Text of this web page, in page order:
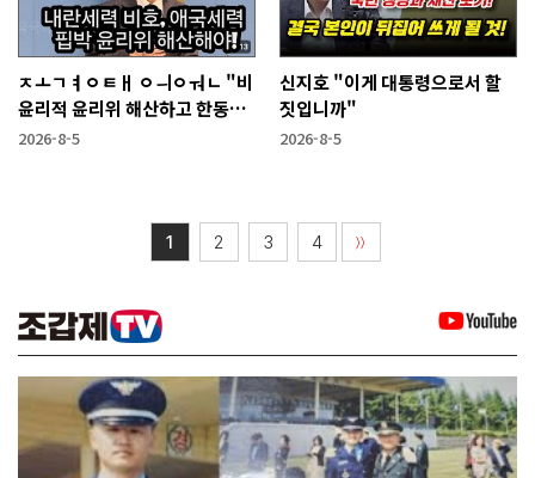
ㅈㅗㄱㅕㅇㅌㅐ ㅇㅢㅇㅝㄴ "비
윤리적 윤리위 해산하고 한동훈
복당 시켜야"
2026-8-5
신지호 "이게 대통령으로서 할
짓입니까"
2026-8-5
1 2 3 4 〉〉